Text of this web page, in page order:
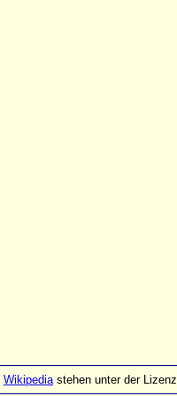
Wikipediastehen unter der Lizenz